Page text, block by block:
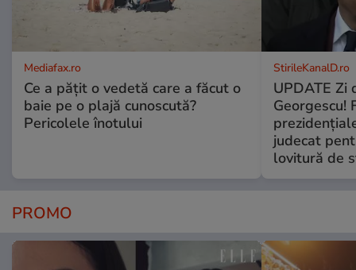
Mediafax.ro
Ce a pățit o vedetă care a făcut o
baie pe o plajă cunoscută?
Pericolele înotului
StirileKanalD.ro
UPDATE Zi
Georgescu!
judecat
lovitură de
PROMO